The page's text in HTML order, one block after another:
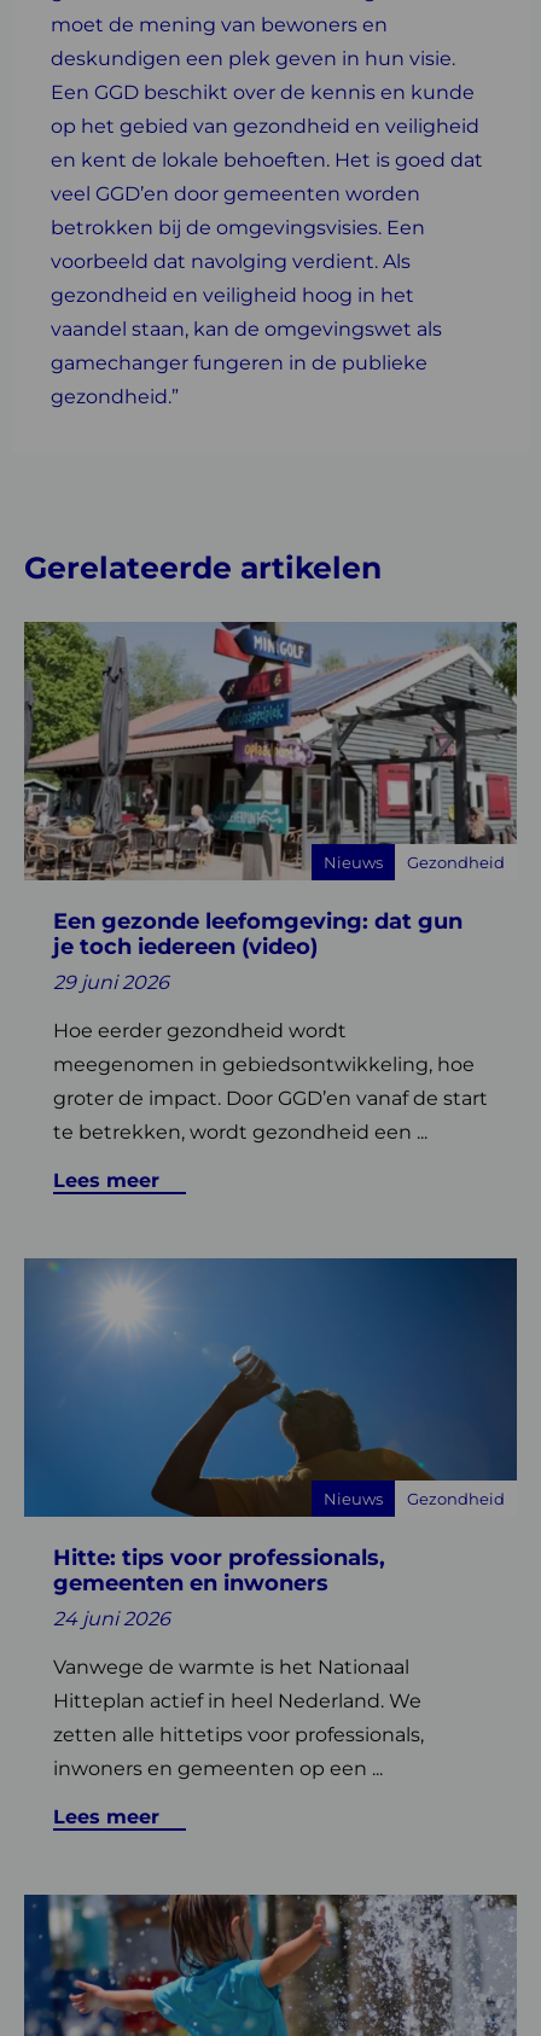
moet de mening van bewoners en
deskundigen een plek geven in hun visie.
Een GGD beschikt over de kennis en kunde
op het gebied van gezondheid en veiligheid
en kent de lokale behoeften. Het is goed dat
veel GGD’en door gemeenten worden
betrokken bij de omgevingsvisies. Een
voorbeeld dat navolging verdient. Als
gezondheid en veiligheid hoog in het
vaandel staan, kan de omgevingswet als
gamechanger fungeren in de publieke
gezondheid.”
Gerelateerde artikelen
Een gezonde leefomgeving: dat gun
je toch iedereen (video)
29 juni 2026
Hoe eerder gezondheid wordt
meegenomen in gebiedsontwikkeling, hoe
groter de impact. Door GGD’en vanaf de start
te betrekken, wordt gezondheid een ...
Lees meer
Nieuws Gezondheid
Lees
meer
over
Een
gezonde
leefomgeving:
dat
gun
je
iedereen
(video)
Hitte: tips voor professionals,
gemeenten en inwoners
24 juni 2026
Vanwege de warmte is het Nationaal
Hitteplan actief in heel Nederland. We
zetten alle hittetips voor professionals,
inwoners en gemeenten op een ...
Lees meer
Nieuws Gezondheid
Lees
Lees
meer
over
Klimaatverandering
en